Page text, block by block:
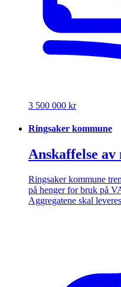
3 500 000 kr
Ringsaker kommune
Anskaffelse av
Ringsaker kommune
på henger for bruk på
Aggregatene skal